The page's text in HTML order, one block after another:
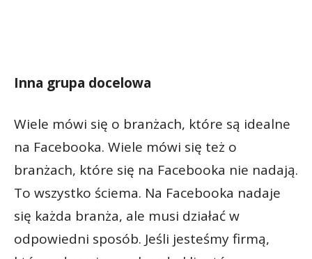
Inna grupa docelowa
Wiele mówi się o branżach, które są idealne
na Facebooka. Wiele mówi się też o
branżach, które się na Facebooka nie nadają.
To wszystko ściema. Na Facebooka nadaje
się każda branża, ale musi działać w
odpowiedni sposób. Jeśli jesteśmy firmą,